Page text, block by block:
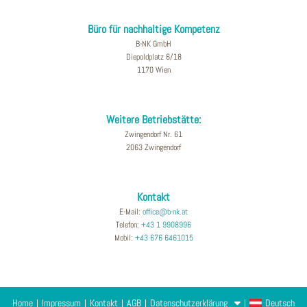
Büro für nachhaltige Kompetenz
B-NK GmbH
Diepoldplatz 6/18
1170 Wien
Weitere Betriebstätte:
Zwingendorf Nr. 61
2063 Zwingendorf
Kontakt
E-Mail: office@b-nk.at
Telefon: +43 1 9908996
Mobil: +43 676 6461015
Home Impressum Kontakt AGB Datenschutzerklärung Deutsch